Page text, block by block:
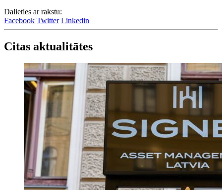
Dalieties ar rakstu:
Facebook Twitter Linkedin
Citas aktualitātes